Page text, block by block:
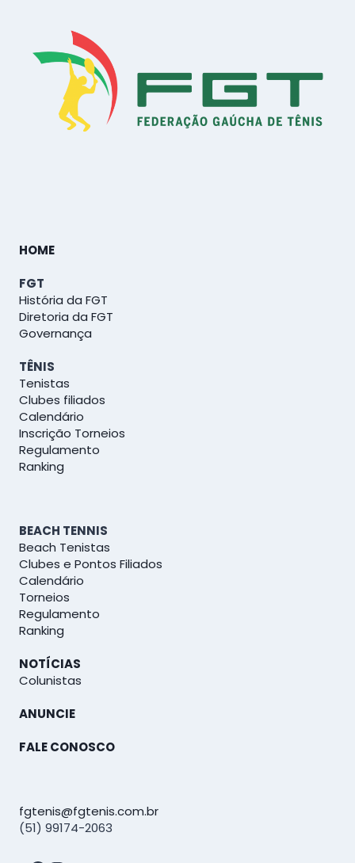
HOME
FGT
História da FGT
Diretoria da FGT
Governança
TÊNIS
Tenistas
Clubes filiados
Calendário
Inscrição Torneios
Regulamento
Ranking
BEACH TENNIS
Beach Tenistas
Clubes e Pontos Filiados
Calendário
Torneios
Regulamento
Ranking
NOTÍCIAS
Colunistas
ANUNCIE
FALE CONOSCO
fgtenis@fgtenis.com.br
(51) 99174-2063